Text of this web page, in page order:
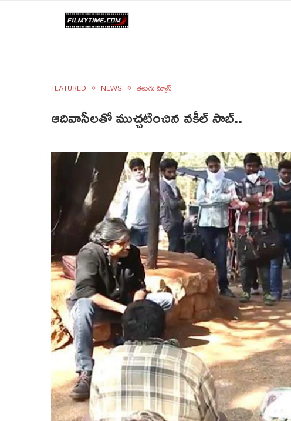
FEATURED NEWS తెలుగు న్యూస్
ఆదివాసీలతో ముచ్చటించిన వకీల్ సాబ్..